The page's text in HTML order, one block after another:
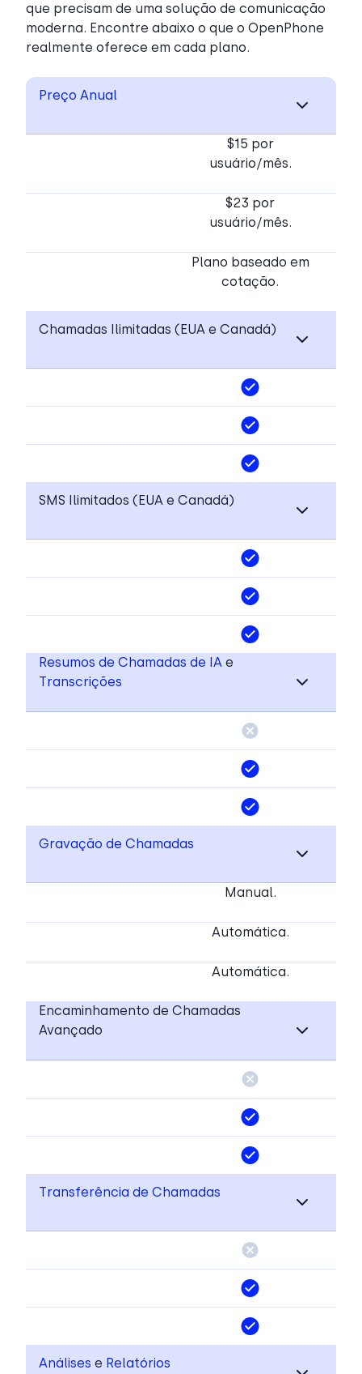
que precisam de uma solução de comunicação
moderna. Encontre abaixo o que o OpenPhone
realmente oferece em cada plano.
Preço Anual
$15 por
usuário/mês.
$23 por
usuário/mês.
Plano baseado em
cotação.
Chamadas Ilimitadas (EUA e Canadá)
SMS Ilimitados (EUA e Canadá)
Resumos de Chamadas de IA e
Transcrições
Gravação de Chamadas
Manual.
Automática.
Automática.
Encaminhamento de Chamadas
Avançado
Transferência de Chamadas
Análises e Relatórios